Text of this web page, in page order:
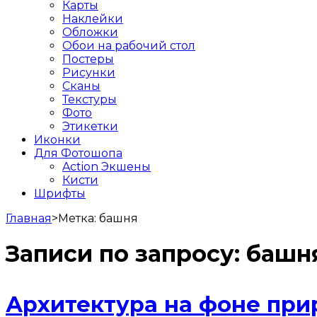
Карты
Наклейки
Обложки
Обои на рабочий стол
Постеры
Рисунки
Сканы
Текстуры
Фото
Этикетки
Иконки
Для Фотошопа
Action Экшены
Кисти
Шрифты
Главная>Метка: башня
Записи по запросу:
Архитектура на фоне